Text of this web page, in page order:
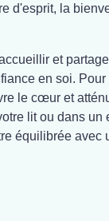
d'esprit, la
et
en soi.
le cœur et
lit ou dans un
équilibrée avec